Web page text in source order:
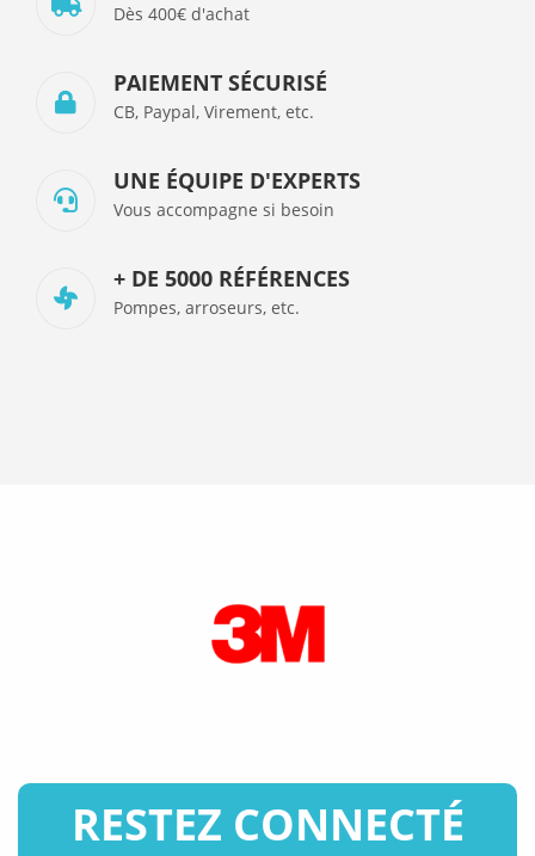
Dès 400€ d'achat
PAIEMENT SÉCURISÉ
CB, Paypal, Virement, etc.
UNE ÉQUIPE D'EXPERTS
Vous accompagne si besoin
+ DE 5000 RÉFÉRENCES
Pompes, arroseurs, etc.
RESTEZ CONNECTÉ